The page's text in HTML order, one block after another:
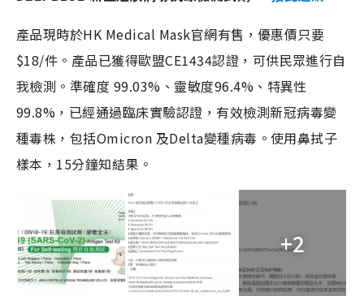
產品現時於HK Medical Mask官網有售，優惠價只要
$18/件。產品已獲得歐盟CE1434認證，可供民眾進行自
我檢測。準確度 99.03%、靈敏度96.4%、特異性
99.8%，已經通過臨床實驗認證，有效檢測新冠病毒變
種毒株，包括Omicron 及Delta變種病毒。使用鼻拭子
樣本，15分鐘知結果。
+2